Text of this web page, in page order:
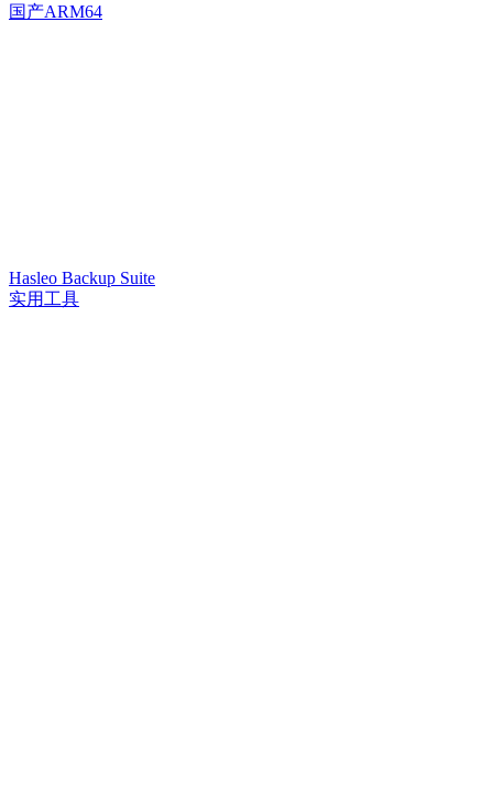
国产ARM64
Hasleo Backup Suite
实用工具